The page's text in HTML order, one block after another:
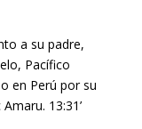
a su padre,
Pacífico
en Perú por su
13:31’